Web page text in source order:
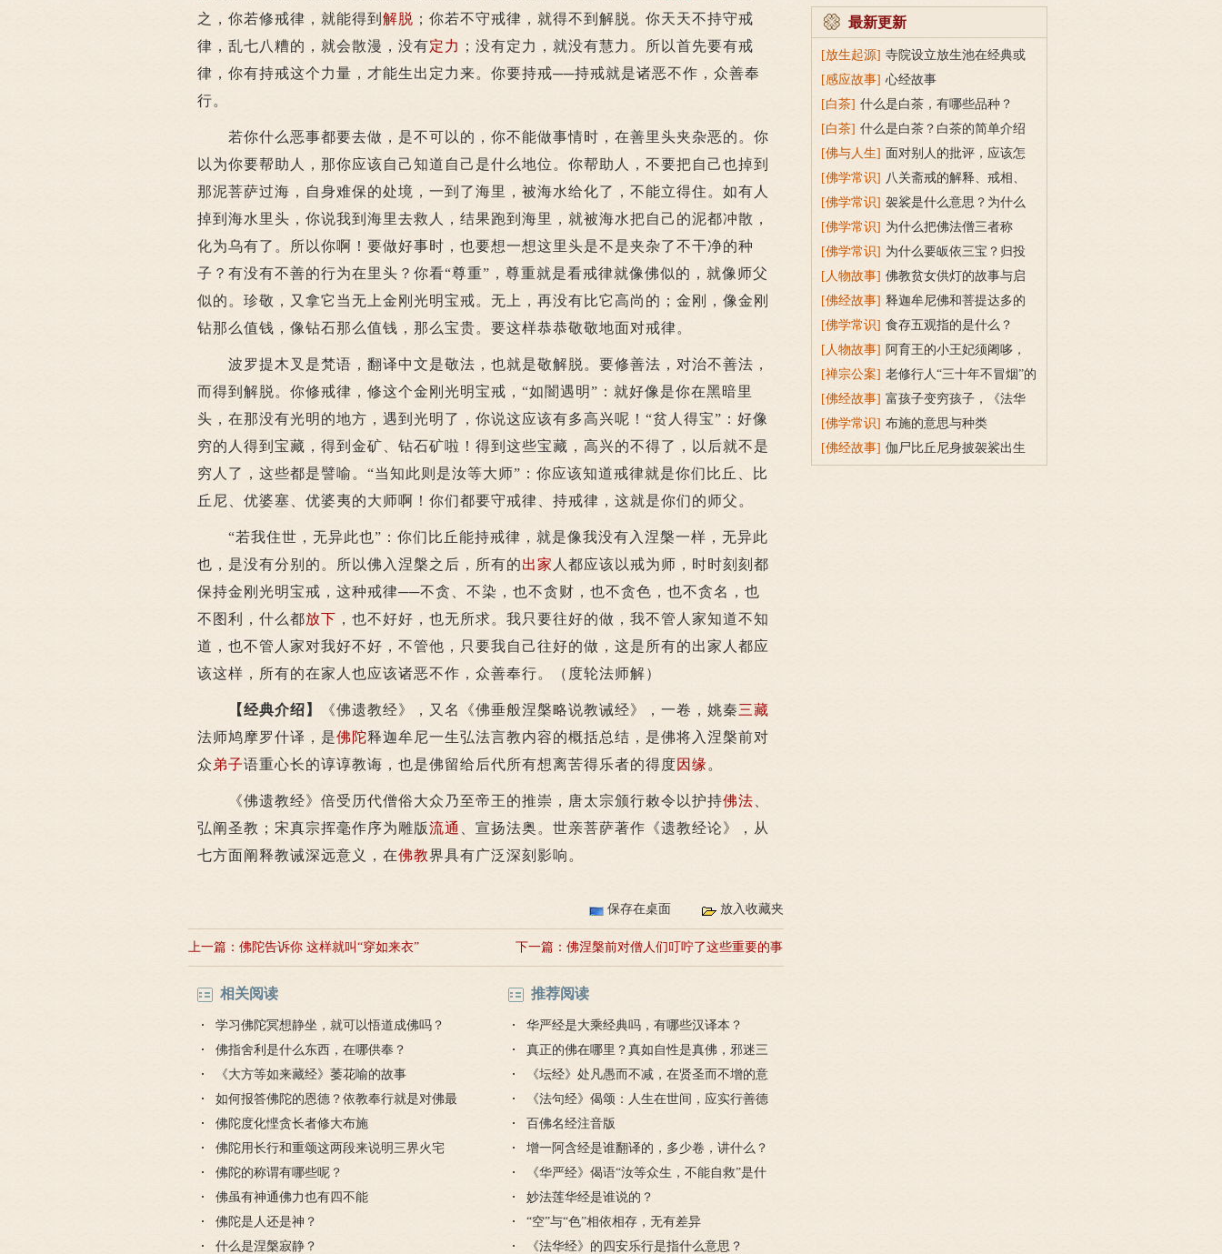
之，你若修戒律，就能得到 解脱 ；你若不守戒律，就得不到解脱。你天天不持守戒
律，乱七八糟的，就会散漫，没有定力 ；没有定力，就没有慧力。所以首先要有戒
律，你有持戒这个力量，才能生出定力来。你要持戒──持戒就是诸恶不作，众善奉
行。
若你什么恶事都要去做，是不可以的，你不能做事情时，在善里头夹杂恶的。你
以为你要帮助人，那你应该自己知道自己是什么地位。你帮助人，不要把自己也掉到
那泥菩萨过海，自身难保的处境，一到了海里，被海水给化了，不能立得住。如有人
掉到海水里头，你说我到海里去救人，结果跑到海里，就被海水把自己的泥都冲散，
化为乌有了。所以你啊！要做好事时，也要想一想这里头是不是夹杂了不干净的种
子？有没有不善的行为在里头？你看“尊重”，尊重就是看戒律就像佛似的，就像师父
似的。珍敬，又拿它当无上金刚光明宝戒。无上，再没有比它高尚的；金刚，像金刚
钻那么值钱，像钻石那么值钱，那么宝贵。要这样恭恭敬敬地面对戒律。
波罗提木叉是梵语，翻译中文是敬法，也就是敬解脱。要修善法，对治不善法，
而得到解脱。你修戒律，修这个金刚光明宝戒，“如闇遇明”：就好像是你在黑暗里
头，在那没有光明的地方，遇到光明了，你说这应该有多高兴呢！“贫人得宝”：好像
穷的人得到宝藏，得到金矿、钻石矿啦！得到这些宝藏，高兴的不得了，以后就不是
穷人了，这些都是譬喻。“当知此则是汝等大师”：你应该知道戒律就是你们比丘、比
丘尼、优婆塞、优婆夷的大师啊！你们都要守戒律、持戒律，这就是你们的师父。
“若我住世，无异此也”：你们比丘能持戒律，就是像我没有入涅槃一样，无异此
也，是没有分别的。所以佛入涅槃之后，所有的出家 人都应该以戒为师，时时刻刻都
保持金刚光明宝戒，这种戒律──不贪、不染，也不贪财，也不贪色，也不贪名，也
不图利，什么都放下 ，也不好好，也无所求。我只要往好的做，我不管人家知道不知
道，也不管人家对我好不好，不管他，只要我自己往好的做，这是所有的出家人都应
该这样，所有的在家人也应该诸恶不作，众善奉行。（度轮法师解）
【经典介绍】 《佛遗教经》，又名《佛垂般涅槃略说教诫经》，一卷，姚秦三藏
法师鸠摩罗什译，是佛陀释迦牟尼一生弘法言教内容的概括总结，是佛将入涅槃前对
众 弟子语重心长的谆谆教诲，也是佛留给后代所有想离苦得乐者的得度因缘。
《佛遗教经》倍受历代僧俗大众乃至帝王的推崇，唐太宗颁行敕令以护持佛法
弘阐圣教；宋真宗挥毫作序为雕版流通
、宣扬法奥。世亲菩萨著作《遗教经论》，从
七方面阐释教诫深远意义，在佛教界具有广泛深刻影响。
保存在桌面 放入收藏夹
上一篇： 佛陀告诉你 这样就叫“穿如来衣” 下一篇： 佛涅槃前对僧人们叮咛了这些重要的事
相关阅读
学习佛陀冥想静坐，就可以悟道成佛吗？
佛指舍利是什么东西，在哪供奉？
《大方等如来藏经》萎花喻的故事
如何报答佛陀的恩德？依教奉行就是对佛最
好的报恩
佛陀度化悭贪长者修大布施
佛陀用长行和重颂这两段来说明三界火宅
佛陀的称谓有哪些呢？
佛虽有神通佛力也有四不能
佛陀是人还是神？
什么是涅槃寂静？
推荐阅读
华严经是大乘经典吗，有哪些汉译本？
真正的佛在哪里？真如自性是真佛，邪迷三
毒是魔王
《坛经》处凡愚而不减，在贤圣而不增的意
思
《法句经》偈颂：人生在世间，应实行善德
的讲解
百佛名经注音版
增一阿含经是谁翻译的，多少卷，讲什么？
《华严经》偈语“汝等众生，不能自救”是什
么意思？
妙法莲华经是谁说的？
“空”与“色”相依相存，无有差异
《法华经》的四安乐行是指什么意思？
最新更新
[放生起源] 寺院设立放生池在经典或
传统上有什么根据？
[感应故事] 心经故事
[白茶] 什么是白茶，有哪些品种？
[白茶] 什么是白茶？白茶的简单介绍
[佛与人生] 面对别人的批评，应该怎
么做？
[佛学常识] 八关斋戒的解释、戒相、
功德利益
[佛学常识] 袈裟是什么意思？为什么
叫福田衣？
[佛学常识] 为什么把佛法僧三者称
为“宝”？
[佛学常识] 为什么要皈依三宝？归投
三宝令身心安稳
[人物故事] 佛教贫女供灯的故事与启
示
[佛经故事] 释迦牟尼佛和菩提达多的
双头鸟故事
[佛学常识] 食存五观指的是什么？
[人物故事] 阿育王的小王妃须阇哆，
持戒穿素服得宝珠
[禅宗公案] 老修行人“三十年不冒烟”的
故事
[佛经故事] 富孩子变穷孩子，《法华
经》穷子喻的故事
[佛学常识] 布施的意思与种类
[佛经故事] 伽尸比丘尼身披袈裟出生